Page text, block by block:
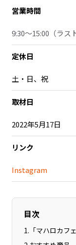
Sporkle
「人」か
お問い合わせ
営業時間
9:30～15:00 （ラ
定休日
土・日、祝
取材日
2022年5月17日
リンク
Instagram
目次
1. 「マハロカフェ